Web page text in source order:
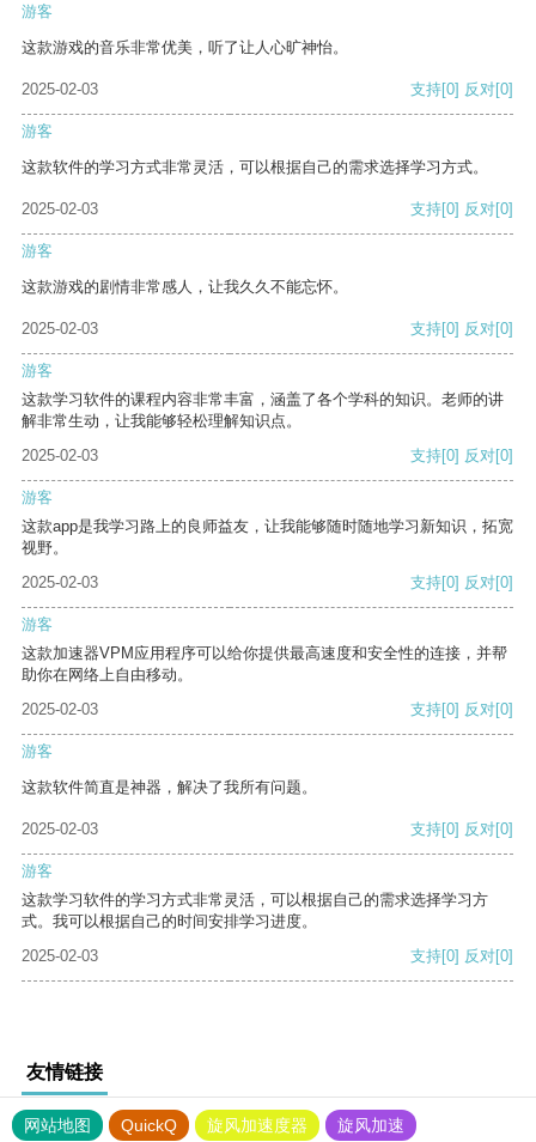
游客
这款游戏的音乐非常优美，听了让人心旷神怡。
2025-02-03 支持[0] 反对[0]
游客
这款软件的学习方式非常灵活，可以根据自己的需求选择学习方式。
2025-02-03 支持[0] 反对[0]
游客
这款游戏的剧情非常感人，让我久久不能忘怀。
2025-02-03 支持[0] 反对[0]
游客
这款学习软件的课程内容非常丰富，涵盖了各个学科的知识。老师的讲
解非常生动，让我能够轻松理解知识点。
2025-02-03
支持[0] 反对[0]
游客
这款app是我学习路上的良师益友，让我能够随时随地学习新知识，拓宽
视野。
2025-02-03
支持[0] 反对[0]
游客
这款加速器VPM应用程序可以给你提供最高速度和安全性的连接，并帮
助你在网络上自由移动。
2025-02-03
支持[0] 反对[0]
游客
这款软件简直是神器，解决了我所有问题。
2025-02-03 支持[0] 反对[0]
游客
这款学习软件的学习方式非常灵活，可以根据自己的需求选择学习方
式。我可以根据自己的时间安排学习进度。
2025-02-03
支持[0] 反对[0]
友情链接
网站地图 QuickQ 旋风加速度器 旋风加速